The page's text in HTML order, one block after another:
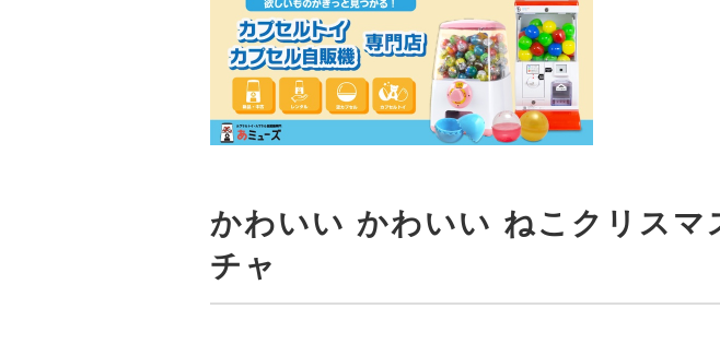
かわいい かわいい ねこクリスマ
チャ